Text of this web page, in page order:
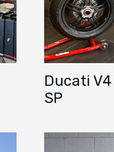
Ducati
SP